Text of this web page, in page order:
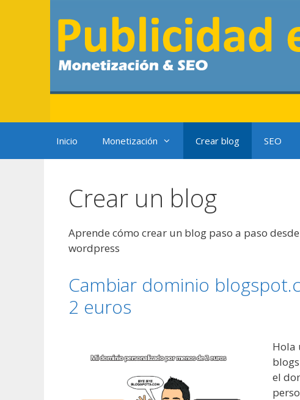
Inicio Monetización Crear blog SEO
Crear un blog
Aprende cómo crear un blog paso a paso
wordpress
Cambiar dominio
2 euros
Hola
el